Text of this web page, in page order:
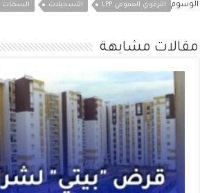
الوسوم الترقوي العمومي LPP التسجيلات السكنات
مقالات مشابهة